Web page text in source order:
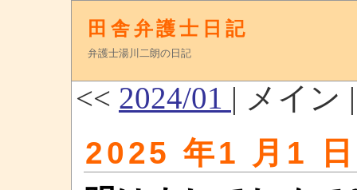
田舎弁護士日記
弁護士湯川二朗の日記
<< 2024/01 | メイン
2025 年1 月1 日